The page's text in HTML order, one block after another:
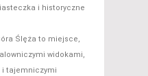
i historyczne
Ślęża to miejsce,
widokami,
i tajemniczymi